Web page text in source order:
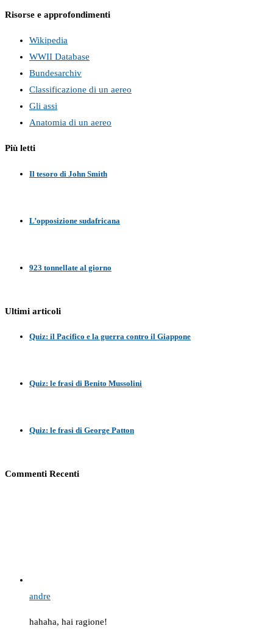
Risorse e approfondimenti
Wikipedia
WWII Database
Bundesarchiv
Classificazione di un aereo
Gli assi
Anatomia di un aereo
Più letti
Il tesoro di John Smith
L’opposizione sudafricana
923 tonnellate al giorno
Ultimi articoli
Quiz: il Pacifico e la guerra contro il Giappone
Quiz: le frasi di Benito Mussolini
Quiz: le frasi di George Patton
Commenti Recenti
andre
hahaha, hai ragione!